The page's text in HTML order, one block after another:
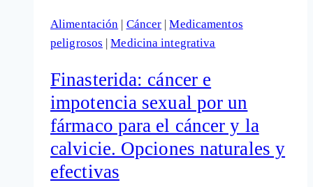
al
uso
fármaco
finasterida
(Propecia),
para
la
calvicie,
Alimentación Cáncer |Medicamentos
peligrosos |Medicina integrativa
Finasterida: cáncer e
impotencia sexual por un
fármaco para el cáncer y la
calvicie. Opciones naturales y
efectivas